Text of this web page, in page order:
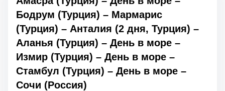
Бодрум (Турция) – Мармарис
(Турция) – Анталия (2 дня, Турция) –
Аланья (Турция) – День в море –
Измир (Турция) – День в море –
Стамбул (Турция) – День в море –
Сочи (Россия)